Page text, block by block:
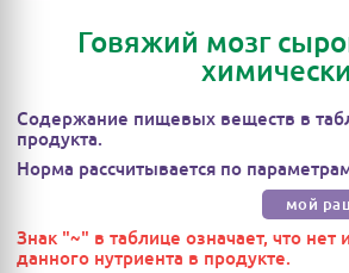
Говяжий мозг
Содержание пищевых веществ в
продукта.
Норма рассчитывается по
мой
Знак "~" в таблице означает, что
данного нутриента в продукте.